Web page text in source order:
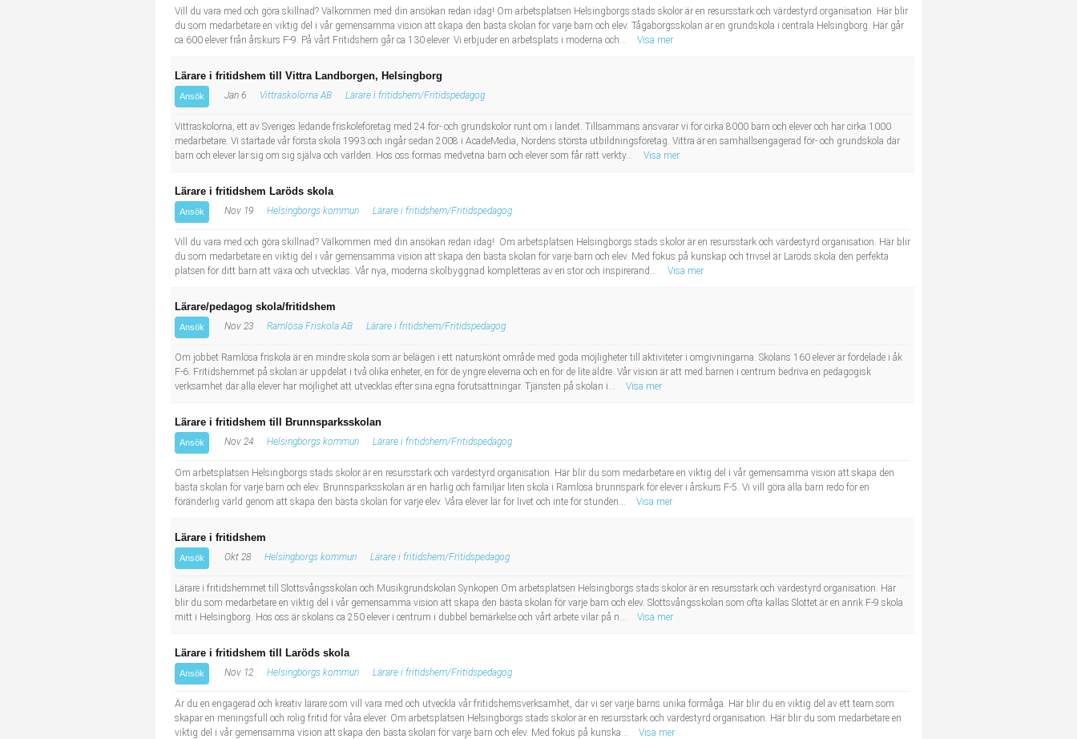
Vill du vara med och göra skillnad? Välkommen med din ansökan redan idag! Om arbetsplatsen Helsingborgs stads skolor är en resursstark och värdestyrd organisation. Här blir
du som medarbetare en viktig del i vår gemensamma vision att skapa den bästa skolan för varje barn och elev. Tågaborgsskolan är en grundskola i centrala Helsingborg. Här går
ca 600 elever från årskurs F-9. På vårt Fritidshem går ca 130 elever. Vi erbjuder en arbetsplats i moderna och...
Visa mer
Lärare i fritidshem till Vittra Landborgen, Helsingborg
Ansök Jan 6 Vittraskolorna AB Lärare i fritidshem/Fritidspedagog
Vittraskolorna, ett av Sveriges ledande friskoleföretag med 24 för- och grundskolor runt om i landet. Tillsammans ansvarar vi för cirka 8000 barn och elever och har cirka 1000
medarbetare. Vi startade vår första skola 1993 och ingår sedan 2008 i AcadeMedia, Nordens största utbildningsföretag. Vittra är en samhällsengagerad för- och grundskola där
barn och elever lär sig om sig själva och världen. Hos oss formas medvetna barn och elever som får rätt verkty...
Visa mer
Lärare i fritidshem Laröds skola
Ansök Nov 19 Helsingborgs kommun Lärare i fritidshem/Fritidspedagog
Vill du vara med och göra skillnad? Välkommen med din ansökan redan idag! Om arbetsplatsen Helsingborgs stads skolor är en resursstark och värdestyrd organisation. Här blir
du som medarbetare en viktig del i vår gemensamma vision att skapa den bästa skolan för varje barn och elev. Med fokus på kunskap och trivsel är Laröds skola den perfekta
platsen för ditt barn att växa och utvecklas. Vår nya, moderna skolbyggnad kompletteras av en stor och inspirerand...
Visa mer
Lärare/pedagog skola/fritidshem
Ansök Nov 23 Ramlösa Friskola AB Lärare i fritidshem/Fritidspedagog
Om jobbet Ramlösa friskola är en mindre skola som är belägen i ett naturskönt område med goda möjligheter till aktiviteter i omgivningarna. Skolans 160 elever är fördelade i åk
F-6. Fritidshemmet på skolan är uppdelat i två olika enheter, en för de yngre eleverna och en för de lite äldre. Vår vision är att med barnen i centrum bedriva en pedagogisk
verksamhet där alla elever har möjlighet att utvecklas efter sina egna förutsättningar. Tjänsten på skolan i...
Visa mer
Lärare i fritidshem till Brunnsparksskolan
Ansök Nov 24 Helsingborgs kommun Lärare i fritidshem/Fritidspedagog
Om arbetsplatsen Helsingborgs stads skolor är en resursstark och värdestyrd organisation. Här blir du som medarbetare en viktig del i vår gemensamma vision att skapa den
bästa skolan för varje barn och elev. Brunnsparksskolan är en härlig och familjär liten skola i Ramlösa brunnspark för elever i årskurs F-5. Vi vill göra alla barn redo för en
föränderlig värld genom att skapa den bästa skolan för varje elev. Våra elever lär för livet och inte för stunden...
Visa mer
Lärare i fritidshem
Ansök Okt 28 Helsingborgs kommun Lärare i fritidshem/Fritidspedagog
Lärare i fritidshemmet till Slottsvångsskolan och Musikgrundskolan Synkopen Om arbetsplatsen Helsingborgs stads skolor är en resursstark och värdestyrd organisation. Här
blir du som medarbetare en viktig del i vår gemensamma vision att skapa den bästa skolan för varje barn och elev. Slottsvångsskolan som ofta kallas Slottet är en anrik F-9 skola
mitt i Helsingborg. Hos oss är skolans ca 250 elever i centrum i dubbel bemärkelse och vårt arbete vilar på n...
Visa mer
Lärare i fritidshem till Laröds skola
Ansök Nov 12 Helsingborgs kommun Lärare i fritidshem/Fritidspedagog
Är du en engagerad och kreativ lärare som vill vara med och utveckla vår fritidshemsverksamhet, där vi ser varje barns unika förmåga. Här blir du en viktig del av ett team som
skapar en meningsfull och rolig fritid för våra elever. Om arbetsplatsen Helsingborgs stads skolor är en resursstark och värdestyrd organisation. Här blir du som medarbetare en
viktig del i vår gemensamma vision att skapa den bästa skolan för varje barn och elev. Med fokus på kunska...
Visa mer